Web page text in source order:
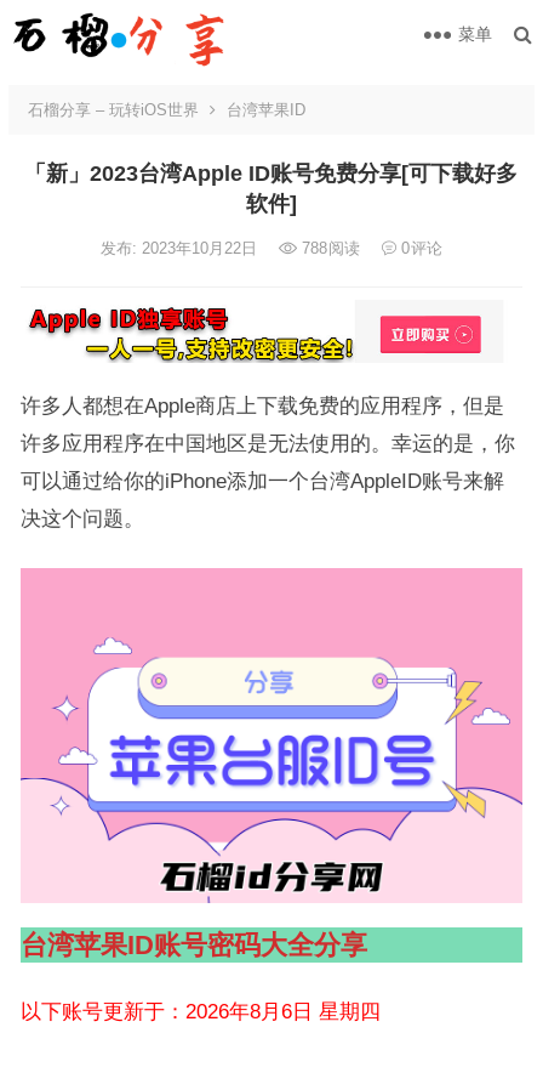
菜单
石榴分享 – 玩转iOS世界 台湾苹果ID
「新」2023台湾Apple ID账号免费分享[可下载好多
软件]
发布: 2023年10月22日 788阅读 0评论
许多人都想在Apple商店上下载免费的应用程序，但是
许多应用程序在中国地区是无法使用的。幸运的是，你
可以通过给你的iPhone添加一个台湾AppleID账号来解
决这个问题。
台湾苹果ID账号密码大全分享
以下账号更新于：2026年8月6日 星期四